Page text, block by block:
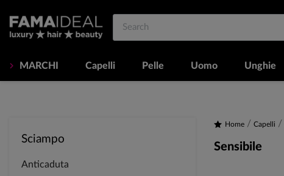
MARCHI Capelli Pelle Uomo Unghie
Sciampo
Anticaduta
Home Capelli
Sensibile